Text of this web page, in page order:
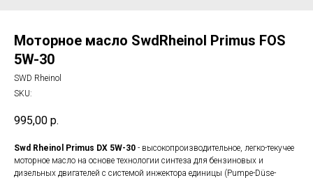
Моторное масло SwdRheinol Primus FOS
5W-30
SWD Rheinol
SKU:
995,00 р.
Swd Rheinol Primus DX 5W-30 - высокопроизводительное, легко-текучее
моторное масло на основе технологии синтеза для бензиновых и
дизельных двигателей с системой инжектора единицы (Pumpe-Düse-